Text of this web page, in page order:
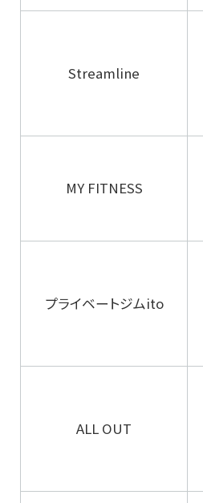
Streamline
MY FITNESS
プライベートジムito
ALL OUT